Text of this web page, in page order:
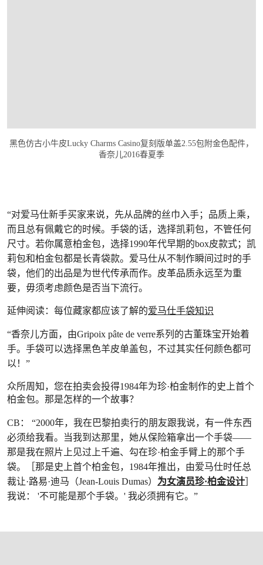
黑色仿古小牛皮Lucky Charms Casino复刻版单盖2.55包附金色配件，
香奈儿2016春夏季
“对爱马仕新手买家来说，先从品牌的丝巾入手；品质上乘，
而且总有佩戴它的时候。手袋的话，选择凯莉包，不管任何
尺寸。若你属意柏金包，选择1990年代早期的box皮款式；凯
莉包和柏金包都是长青袋款。爱马仕从不制作瞬间过时的手
袋，他们的出品是为世代传承而作。皮革品质永远至为重
要，毋须考虑颜色是否当下流行。
延伸阅读：每位藏家都应该了解的爱马仕手袋知识
“香奈儿方面，由Gripoix pâte de verre系列的古董珠宝开始着
手。手袋可以选择黑色羊皮单盖包，不过其实任何颜色都可
以！”
众所周知，您在拍卖会投得1984年为珍·柏金制作的史上首个
柏金包。那是怎样的一个故事？
CB： “2000年，我在巴黎拍卖行的朋友跟我说，有一件东西
必须给我看。当我到达那里，她从保险箱拿出一个手袋——
那是我在照片上见过上千遍、勾在珍·柏金手臂上的那个手
袋。［那是史上首个柏金包，1984年推出，由爱马仕时任总
裁让·路易·迪马（Jean-Louis Dumas） 为女演员珍·柏金设计
我说： '不可能是那个手袋。' 我必须拥有它。”